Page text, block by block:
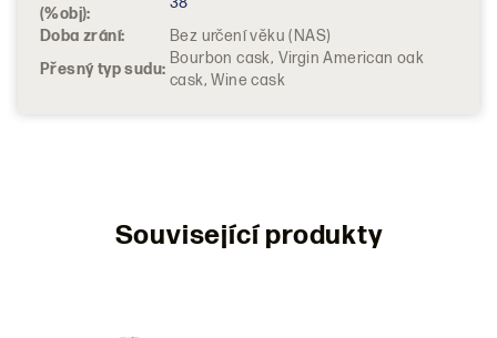
(%obj):
Doba zrání:
Bez určení věku (NAS)
Přesný typ sudu:
Bourbon cask, Virgin American oak
cask, Wine cask
Související produkty